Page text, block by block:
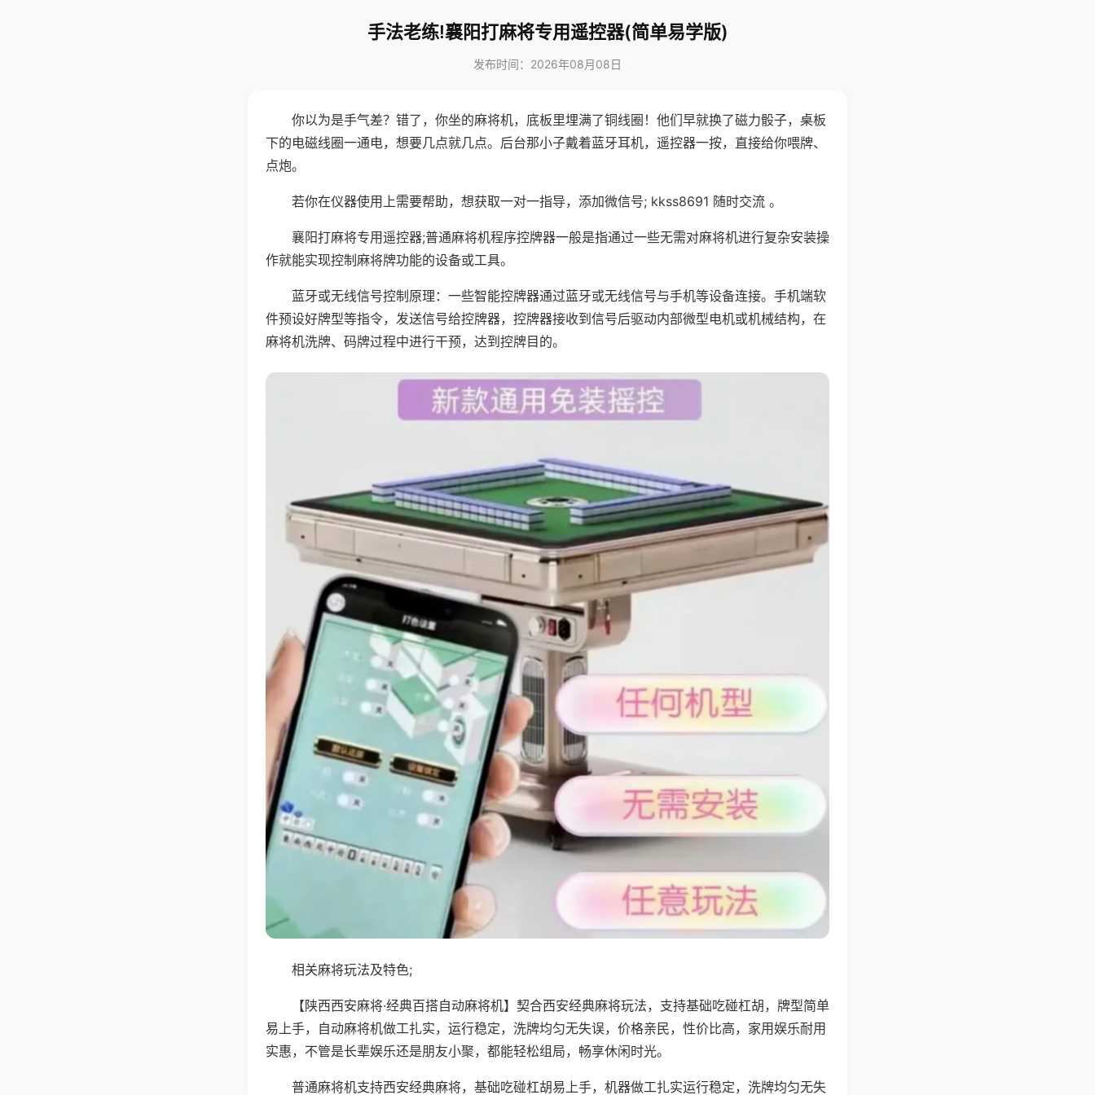
手法老练!襄阳打麻将专用遥控器(简单易学版)
发布时间：2026年08月08日
你以为是手气差？错了，你坐的麻将机，底板里埋满了铜线圈！他们早就换了磁力骰子，桌板
下的电磁线圈一通电，想要几点就几点。后台那小子戴着蓝牙耳机，遥控器一按，直接给你喂牌、
点炮。
若你在仪器使用上需要帮助，想获取一对一指导，添加微信号; kkss8691 随时交流 。
襄阳打麻将专用遥控器;普通麻将机程序控牌器一般是指通过一些无需对麻将机进行复杂安装操
作就能实现控制麻将牌功能的设备或工具。
蓝牙或无线信号控制原理：一些智能控牌器通过蓝牙或无线信号与手机等设备连接。手机端软
件预设好牌型等指令，发送信号给控牌器，控牌器接收到信号后驱动内部微型电机或机械结构，在
麻将机洗牌、码牌过程中进行干预，达到控牌目的。
相关麻将玩法及特色;
【陕西西安麻将·经典百搭自动麻将机】契合西安经典麻将玩法，支持基础吃碰杠胡，牌型简单
易上手，自动麻将机做工扎实，运行稳定，洗牌均匀无失误，价格亲民，性价比高，家用娱乐耐用
实惠，不管是长辈娱乐还是朋友小聚，都能轻松组局，畅享休闲时光。
普通麻将机支持西安经典麻将，基础吃碰杠胡易上手，机器做工扎实运行稳定，洗牌均匀无失